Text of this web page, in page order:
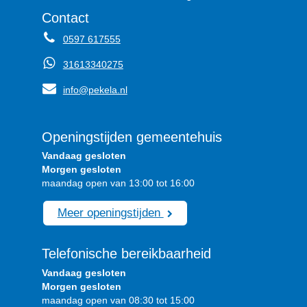
Contact
0597 617555
31613340275
info@pekela.nl
Openingstijden gemeentehuis
Vandaag gesloten
Morgen gesloten
maandag open van 13:00 tot 16:00
Meer openingstijden
Telefonische bereikbaarheid
Vandaag gesloten
Morgen gesloten
maandag open van 08:30 tot 15:00